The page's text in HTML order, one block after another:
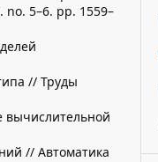
5–6. pp. 1559–
// Труды
вычислительной
// Автоматика